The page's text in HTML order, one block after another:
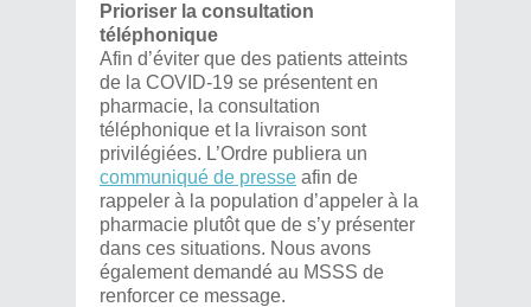
Prioriser la consultation
téléphonique
Afin d’éviter que des patients atteints
de la COVID-19 se présentent en
pharmacie, la consultation
téléphonique et la livraison sont
privilégiées. L’Ordre publiera un
communiqué de presse afin de
rappeler à la population d’appeler à la
pharmacie plutôt que de s’y présenter
dans ces situations. Nous avons
également demandé au MSSS de
renforcer ce message.